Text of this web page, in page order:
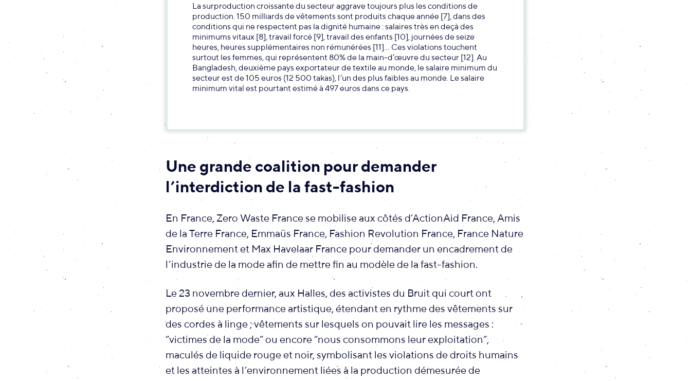
La surproduction croissante du secteur aggrave toujours plus les conditions de
production. 150 milliards de vêtements sont produits chaque année [7], dans des
conditions qui ne respectent pas la dignité humaine : salaires très en deçà des
minimums vitaux [8], travail forcé [9], travail des enfants [10], journées de seize
heures, heures supplémentaires non rémunérées [11]… Ces violations touchent
surtout les femmes, qui représentent 80% de la main-d’œuvre du secteur [12]. Au
Bangladesh, deuxième pays exportateur de textile au monde, le salaire minimum du
secteur est de 105 euros (12 500 takas), l’un des plus faibles au monde. Le salaire
minimum vital est pourtant estimé à 497 euros dans ce pays.
Une grande coalition pour demander
l’interdiction de la fast-fashion
En France, Zero Waste France se mobilise aux côtés d’ActionAid France, Amis
de la Terre France, Emmaüs France, Fashion Revolution France, France Nature
Environnement et Max Havelaar France pour demander un encadrement de
l’industrie de la mode afin de mettre fin au modèle de la fast-fashion.
Le 23 novembre dernier, aux Halles, des activistes du Bruit qui court ont
proposé une performance artistique, étendant en rythme des vêtements sur
des cordes à linge ; vêtements sur lesquels on pouvait lire les messages :
“victimes de la mode” ou encore “nous consommons leur exploitation”,
maculés de liquide rouge et noir, symbolisant les violations de droits humains
et les atteintes à l’environnement liées à la production démesurée de